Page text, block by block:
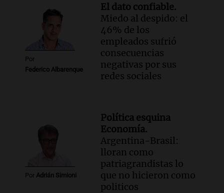
Por
Federico Albarenque
El dato confiable.
Miedo al despido: el
46% de los
empleados sufrió
consecuencias
negativas por sus
redes sociales
Por Adrián Simioni
Política esquina
Economía.
Argentina-Brasil:
lloran como
patriagrandistas lo
que no hicieron como
politicos